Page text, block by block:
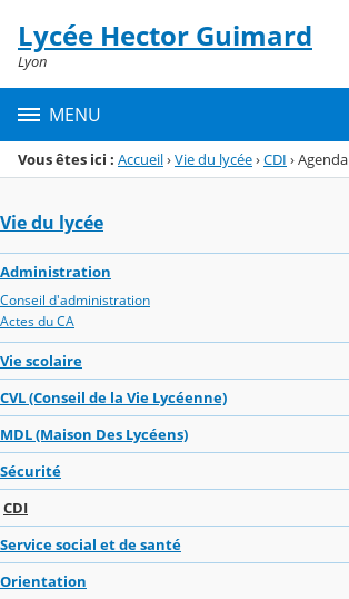
Menu de la rubrique
Contenu
Lycée Hector Guimard
Lyon
MENU
Vous êtes ici : Accueil›Vie du lycée›CDI ›Agenda
Vie du lycée
Administration
Conseil d'administration
Actes du CA
Vie scolaire
CVL (Conseil de la Vie Lycéenne)
MDL (Maison Des Lycéens)
Sécurité
CDI
Service social et de santé
Orientation